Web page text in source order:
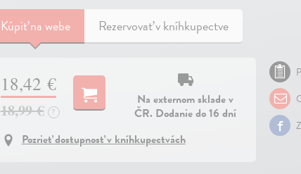
Kúpiťna webe Rezervovať v kníhkupectve
18,42 €
18,99 € ?
Na externom sklade v
ČR. Dodanie do 16 dní
Pozrieť dostupnosť v kníhkupectvách